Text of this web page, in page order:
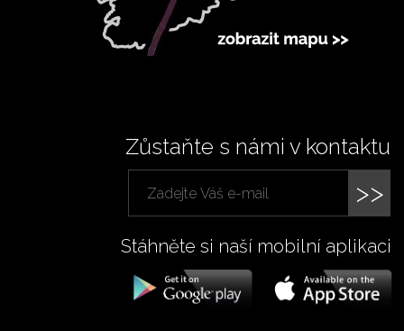
Zůstaňte s námi v kontaktu
>>
Stáhněte si naší mobilní aplikaci